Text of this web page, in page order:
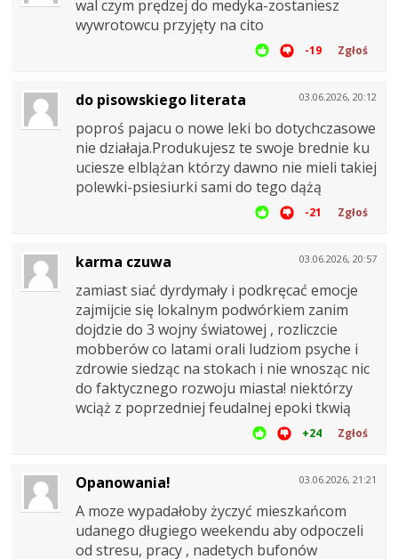
wal czym prędzej do medyka-zostaniesz
wywrotowcu przyjęty na cito
-19 Zgłoś
03.06.2026, 20:12
do pisowskiego literata
poproś pajacu o nowe leki bo dotychczasowe
nie działaja.Produkujesz te swoje brednie ku
uciesze elblążan którzy dawno nie mieli takiej
polewki-psiesiurki sami do tego dążą
-21 Zgłoś
03.06.2026, 20:57
karma czuwa
zamiast siać dyrdymały i podkręcać emocje
zajmijcie się lokalnym podwórkiem zanim
dojdzie do 3 wojny światowej , rozliczcie
mobberów co latami orali ludziom psyche i
zdrowie siedząc na stokach i nie wnosząc nic
do faktycznego rozwoju miasta! niektórzy
wciąż z poprzedniej feudalnej epoki tkwią
+24 Zgłoś
03.06.2026, 21:21
Opanowania!
A moze wypadałoby życzyć mieszkańcom
udanego długiego weekendu aby odpoczeli
od stresu, pracy , nadetych bufonów